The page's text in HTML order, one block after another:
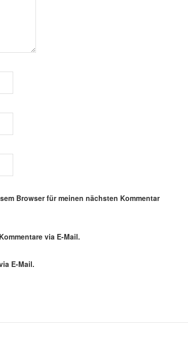
Browser für meinen nächsten Kommentar
via E-Mail.
E-Mail.